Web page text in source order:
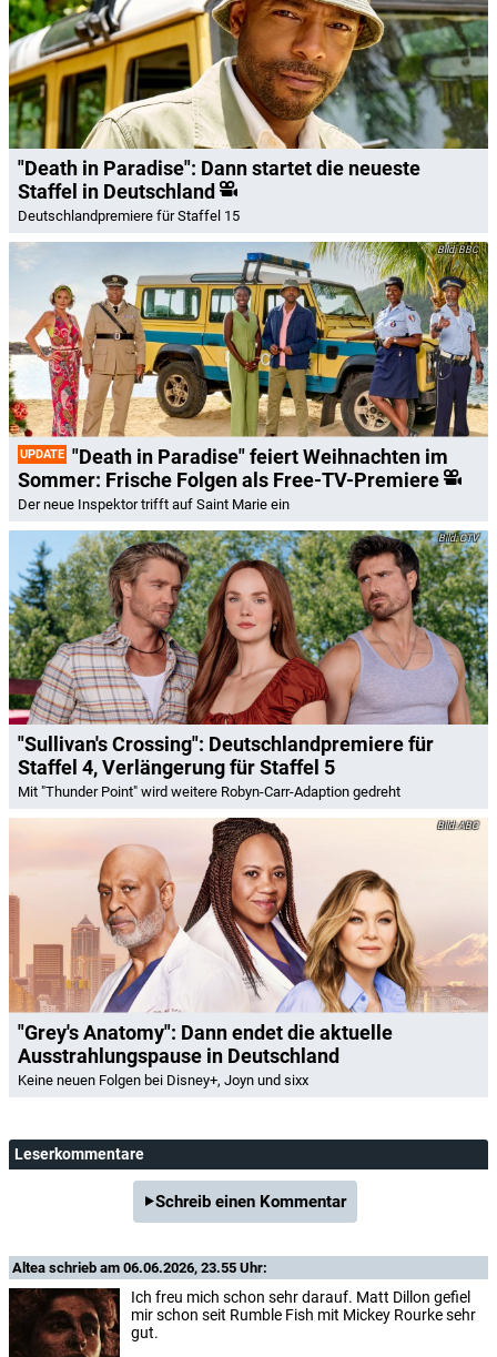
"Death in Paradise": Dann startet die neueste
Staffel in Deutschland
Deutschlandpremiere für Staffel 15
BBC
UPDATE "Death in Paradise" feiert Weihnachten im
Sommer: Frische Folgen als Free-TV-Premiere
Der neue Inspektor trifft auf Saint Marie ein
CTV
"Sullivan's Crossing": Deutschlandpremiere für
Staffel 4, Verlängerung für Staffel 5
Mit "Thunder Point" wird weitere Robyn-Carr-Adaption gedreht
ABC
"Grey's Anatomy": Dann endet die aktuelle
Ausstrahlungspause in Deutschland
Keine neuen Folgen bei Disney+, Joyn und sixx
Leserkommentare
Schreib einen Kommentar
Altea schrieb am 06.06.2026, 23.55 Uhr:
Ich freu mich schon sehr darauf. Matt Dillon gefiel
mir schon seit Rumble Fish mit Mickey Rourke sehr
gut.